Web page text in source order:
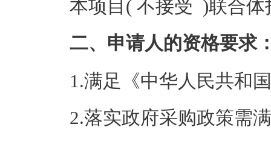
本项目( 不接受 )联合体
二、申请人的资格要求
1.满足《中华人民共和
2.落实政府采购政策需